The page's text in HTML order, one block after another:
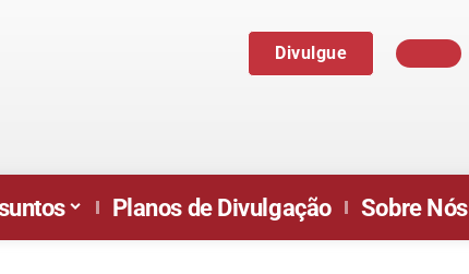
Divulgue
Planos de Divulgação Sobre Nós